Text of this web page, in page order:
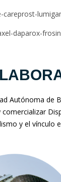
careprost-
daparox-
Autónoma de
y el vínculo